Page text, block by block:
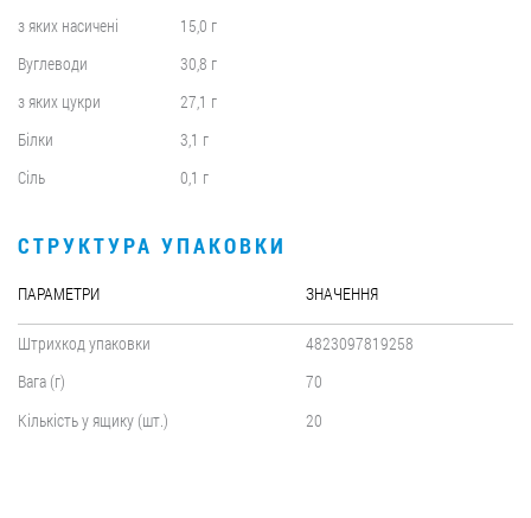
з яких насичені
15,0 г
Вуглеводи
30,8 г
з яких цукри
27,1 г
Білки
3,1 г
Сіль
0,1 г
СТРУКТУРА УПАКОВКИ
ПАРАМЕТРИ ЗНАЧЕННЯ
Штрихкод упаковки
4823097819258
Вага (г)
70
Кількість у ящику (шт.)
20